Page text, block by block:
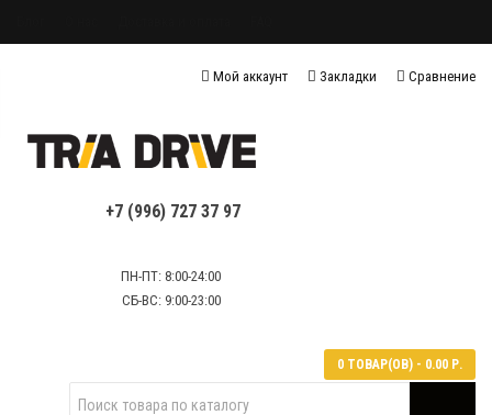
Мой аккаунт Закладки Сравнение
+7 (996) 727 37 97
ПН-ПТ: 8:00-24:00
СБ-ВС: 9:00-23:00
0 ТОВАР(ОВ) - 0.00 Р.